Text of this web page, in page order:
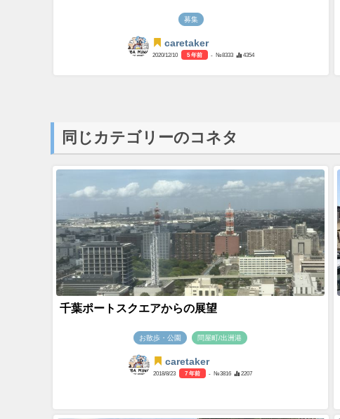
募集
caretaker
2020/12/10 5 年前 - №8333 4354
同じカテゴリーのコネタ
千葉ポートスクエアからの展望
お散歩・公園 問屋町/出洲港
caretaker
2018/8/23 7 年前 - №3816 2207